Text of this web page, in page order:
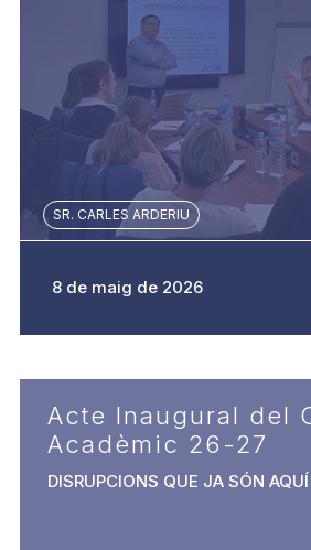
SR. CARLES ARDERIU
8 de maig de 2026
Acte Inaugural del
Acadèmic 26-27
DISRUPCIONS QUE JA SÓN AQUÍ